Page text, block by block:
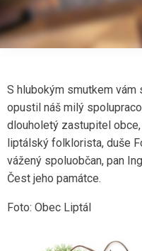
S hlubokým smutkem vám
opustil náš milý
dlouholetý zastupitel
liptálský folklorista, duše
vážený spoluobčan, pan
Čest jeho památce.
Foto: Obec Liptál